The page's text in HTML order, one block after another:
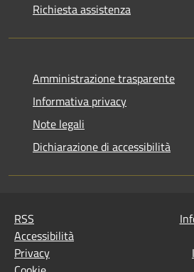
Richiesta assistenza
Amministrazione trasparente
Informativa privacy
Note legali
Dichiarazione di accessibilità
RSS
Accessibilità
Privacy